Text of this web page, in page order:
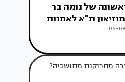
של נומה בר
ת"א לאמנות
06-